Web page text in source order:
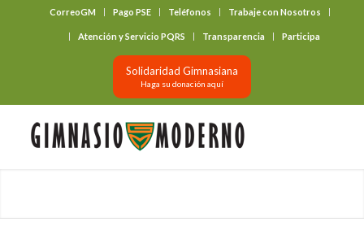
CorreoGM Pago PSE Teléfonos Trabaje con Nosotros
Atención y Servicio PQRS Transparencia Participa
Solidaridad Gimnasiana
Haga su donación aquí